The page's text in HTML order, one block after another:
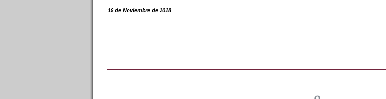
19 de Noviembre de 2018